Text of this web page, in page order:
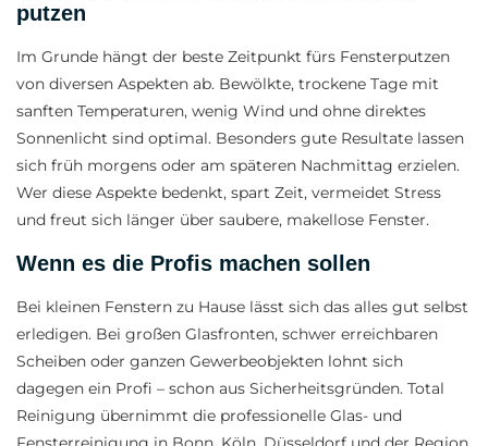
putzen
Im Grunde hängt der beste Zeitpunkt fürs Fensterputzen
von diversen Aspekten ab. Bewölkte, trockene Tage mit
sanften Temperaturen, wenig Wind und ohne direktes
Sonnenlicht sind optimal. Besonders gute Resultate lassen
sich früh morgens oder am späteren Nachmittag erzielen.
Wer diese Aspekte bedenkt, spart Zeit, vermeidet Stress
und freut sich länger über saubere, makellose Fenster.
Wenn es die Profis machen sollen
Bei kleinen Fenstern zu Hause lässt sich das alles gut selbst
erledigen. Bei großen Glasfronten, schwer erreichbaren
Scheiben oder ganzen Gewerbeobjekten lohnt sich
dagegen ein Profi – schon aus Sicherheitsgründen. Total
Reinigung übernimmt die professionelle Glas- und